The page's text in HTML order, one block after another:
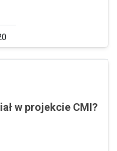
w projekcie CMI?